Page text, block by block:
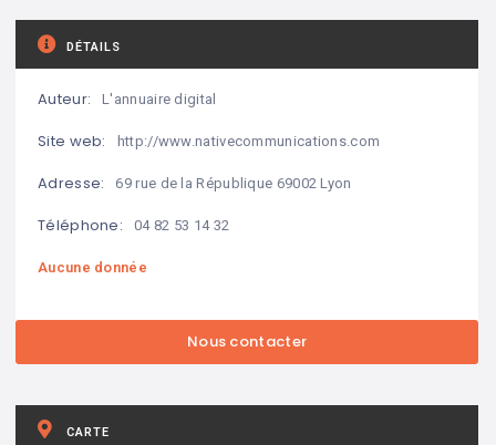
DÉTAILS
Auteur: L'annuaire digital
Site web: http://www.nativecommunications.com
Adresse: 69 rue de la République 69002 Lyon
Téléphone: 04 82 53 14 32
Aucune donnée
CARTE